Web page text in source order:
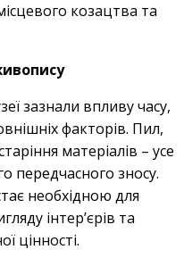
козацтва та
зазнали впливу часу,
факторів. Пил,
матеріалів – усе
передчасного зносу.
необхідною для
інтер’єрів та
цінності.